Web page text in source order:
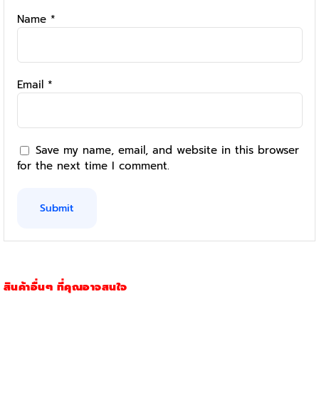
Name *
Email *
Save my name, email, and website in this browser
for the next time I comment.
สินค้าอื่นๆ ที่คุณอาจสนใจ